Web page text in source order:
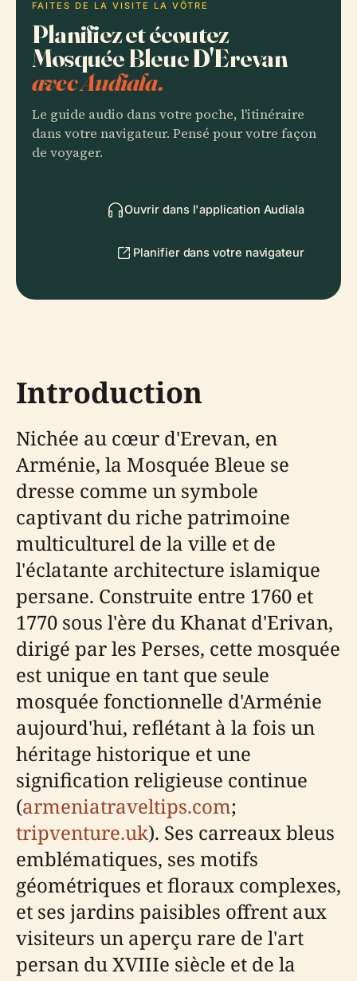
FAITES DE LA VISITE LA VÔTRE
Planifiez et écoutez
Mosquée Bleue D'Erevan
avec Audiala.
Le guide audio dans votre poche, l'itinéraire
dans votre navigateur. Pensé pour votre façon
de voyager.
Ouvrir dans l'application Audiala
Planifier dans votre navigateur
Introduction
Nichée au cœur d'Erevan, en
Arménie, la Mosquée Bleue se
dresse comme un symbole
captivant du riche patrimoine
multiculturel de la ville et de
l'éclatante architecture islamique
persane. Construite entre 1760 et
1770 sous l'ère du Khanat d'Erivan,
dirigé par les Perses, cette mosquée
est unique en tant que seule
mosquée fonctionnelle d'Arménie
aujourd'hui, reflétant à la fois un
héritage historique et une
signification religieuse continue
(armeniatraveltips.com;
tripventure.uk). Ses carreaux bleus
emblématiques, ses motifs
géométriques et floraux complexes,
et ses jardins paisibles offrent aux
visiteurs un aperçu rare de l'art
persan du XVIIIe siècle et de la